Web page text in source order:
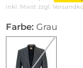
inkl. Mwst zzgl.
Farbe: Grau